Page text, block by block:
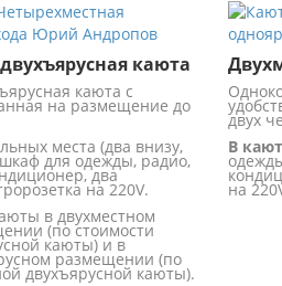
каюта
каюта с
на размещение до
места (два внизу,
для одежды, радио,
два
на 220V.
в двухместном
(по стоимости
каюты) и в
размещении (по
двухъярусной каюты).
двух
В
на